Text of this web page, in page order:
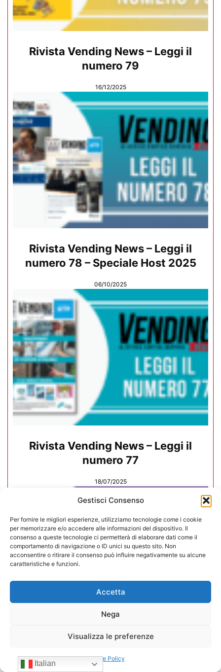
Gestisci Consenso
Per fornire le migliori esperienze, utilizziamo tecnologie come i cookie
per memorizzare e/o accedere alle informazioni del dispositivo. Il
consenso a queste tecnologie ci permetterà di elaborare dati come il
comportamento di navigazione o ID unici su questo sito. Non
acconsentire o ritirare il consenso può influire negativamente su alcune
caratteristiche e funzioni.
Accetta
Nega
Visualizza le preferenze
Cookie Policy
Rivista Vending News – Leggi il
numero 79
16/12/2025
Rivista Vending News – Leggi il
numero 78 – Speciale Host 2025
06/10/2025
Rivista Vending News – Leggi il
numero 77
18/07/2025
Rivista Vending News – Leggi il
numero 76
Italian